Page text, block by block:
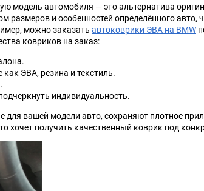
модель автомобиля — это альтернатива
размеров и особенностей определённого авто,
можно заказать автоковрики ЭВА на BMW
ковриков на заказ:
ЭВА, резина и текстиль.
индивидуальность.
для вашей модели авто, сохраняют плотное
хочет получить качественный коврик под